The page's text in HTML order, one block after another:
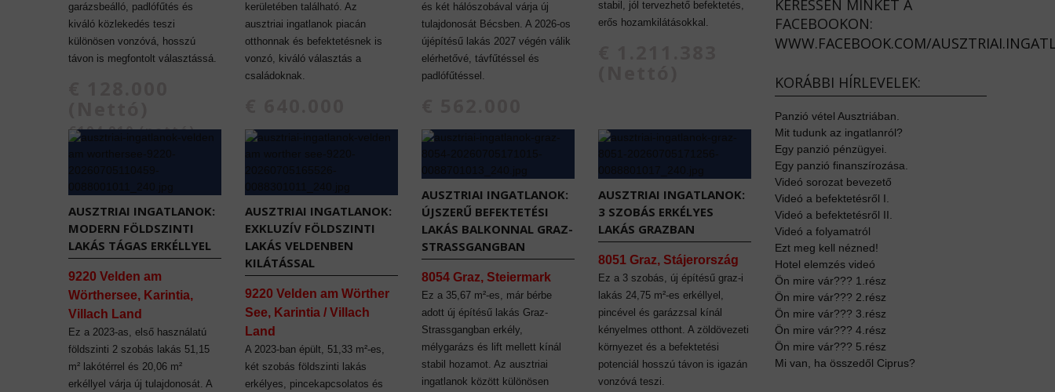
garázsbeálló, padlófűtés és
kiváló közlekedés teszi
különösen vonzóvá, hosszú
távon is megfontolt választássá.
€194.910 (nettó)
kerületében található. Az
ausztriai ingatlanok piacán
otthonnak és befektetésnek is
vonzó, kiváló választás a
családoknak.
és két hálószobával várja új
tulajdonosát Bécsben. A 2026-os
újépítésű lakás 2027 végén válik
elérhetővé, távfűtéssel és
padlófűtéssel.
stabil, jól tervezhető befektetés,
erős hozamkilátásokkal.
AUSZTRIAI INGATLANOK:
MODERN FÖLDSZINTI
LAKÁS TÁGAS ERKÉLLYEL
9220 Velden am
Wörthersee, Karintia,
Villach Land
Ez a 2023-as, első használatú
földszinti 2 szobás lakás 51,15
m² lakótérrel és 20,06 m²
erkéllyel várja új tulajdonosát. A
AUSZTRIAI INGATLANOK:
EXKLUZÍV FÖLDSZINTI
LAKÁS VELDENBEN
KILÁTÁSSAL
9220 Velden am Wörther
See, Karintia / Villach
Land
A 2023-ban épült, 51,33 m²-es,
két szobás földszinti lakás
erkélyes, pincekapcsolatos és
AUSZTRIAI INGATLANOK:
ÚJSZERŰ BEFEKTETÉSI
LAKÁS BALKONNAL GRAZ-
STRASSGANGBAN
8054 Graz, Steiermark
Ez a 35,67 m²-es, már bérbe
adott új építésű lakás Graz-
Strassgangban erkély,
mélygarázs és lift mellett kínál
stabil hozamot. Az ausztriai
ingatlanok között különösen
AUSZTRIAI INGATLANOK:
3 SZOBÁS ERKÉLYES
LAKÁS GRAZBAN
8051 Graz, Stájerország
Ez a 3 szobás, új építésű graz-i
lakás 24,75 m²-es erkéllyel,
pincével és garázzsal kínál
kényelmes otthont. A zöldövezeti
környezet és a befektetési
potenciál hosszú távon is igazán
vonzóvá teszi.
KERESSEN MINKET A
FACEBOOKON:
WWW.FACEBOOK.COM/
KORÁBBI HÍRLEVELEK:
Panzió vétel Ausztriában.
Mit tudunk az ingatlanról?
Egy panzió pénzügyei.
Egy panzió finanszírozása.
Videó sorozat bevezető
Videó a befektetésről I.
Videó a befektetésről II.
Videó a folyamatról
Ezt meg kell nézned!
Hotel elemzés videó
Ön mire vár??? 1.rész
Ön mire vár??? 2.rész
Ön mire vár??? 3.rész
Ön mire vár??? 4.rész
Ön mire vár??? 5.rész
Mi van, ha összedől Ciprus?